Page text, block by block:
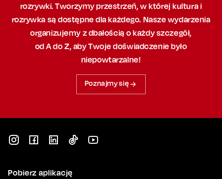
rozrywki. Tworzymy przestrzeń,w której kultura i
rozrywka są dostępne dla każdego. Nasze wydarzenia
organizujemy z dbałością o każdy szczegół,
od A do Z, abyTwoje doświadczenie było
niepowtarzalne!
Poznajmy się
Pobierz aplikację